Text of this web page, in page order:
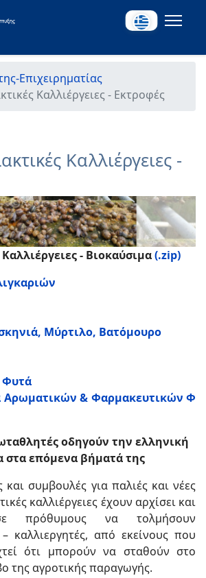
Επιχειρηματίας
Καλλιέργειες - Εκτροφές
Καλλιέργειες -
- Βιοκαύσιμα(.zip)
Μύρτιλο, Βατόμουρο
Φυτά
Αρωματικών & Φαρμακευτικών Φ
οδηγούν την ελληνική
στα επόμενα βήματά της
και συμβουλές για παλιές και νέες
καλλιέργειες έχουν αρχίσει και
πρόθυμους να τολμήσουν
καλλιεργητές, από εκείνους που
ότι μπορούν να σταθούν στο
της αγροτικής παραγωγής.